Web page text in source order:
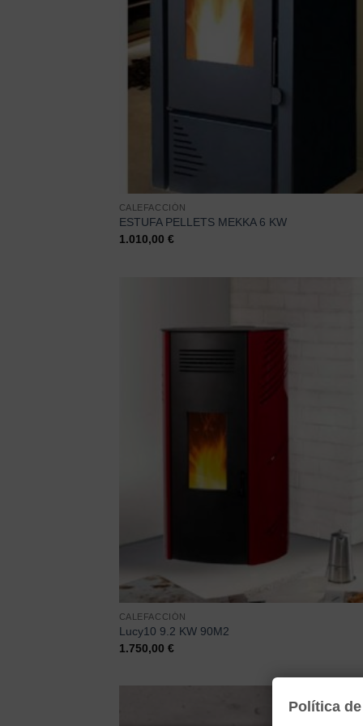
CALEFACCIÓN
ESTUFA PELLETS MEKKA 6 KW
1.010,00 €
CALEFACCIÓN
Lucy10 9.2 KW 90M2
1.750,00 €
Política